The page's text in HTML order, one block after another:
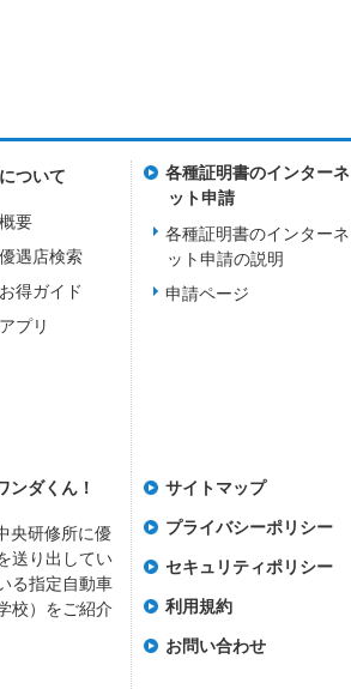
ついて
要
遇店検索
得ガイド
プリ
各種証明書のインターネ
ット申請
各種証明書のインターネ
ット申請の説明
申請ページ
ンダくん！
央研修所に優
送り出してい
る指定自動車
校）をご紹介
サイトマップ
プライバシーポリシー
セキュリティポリシー
利用規約
お問い合わせ